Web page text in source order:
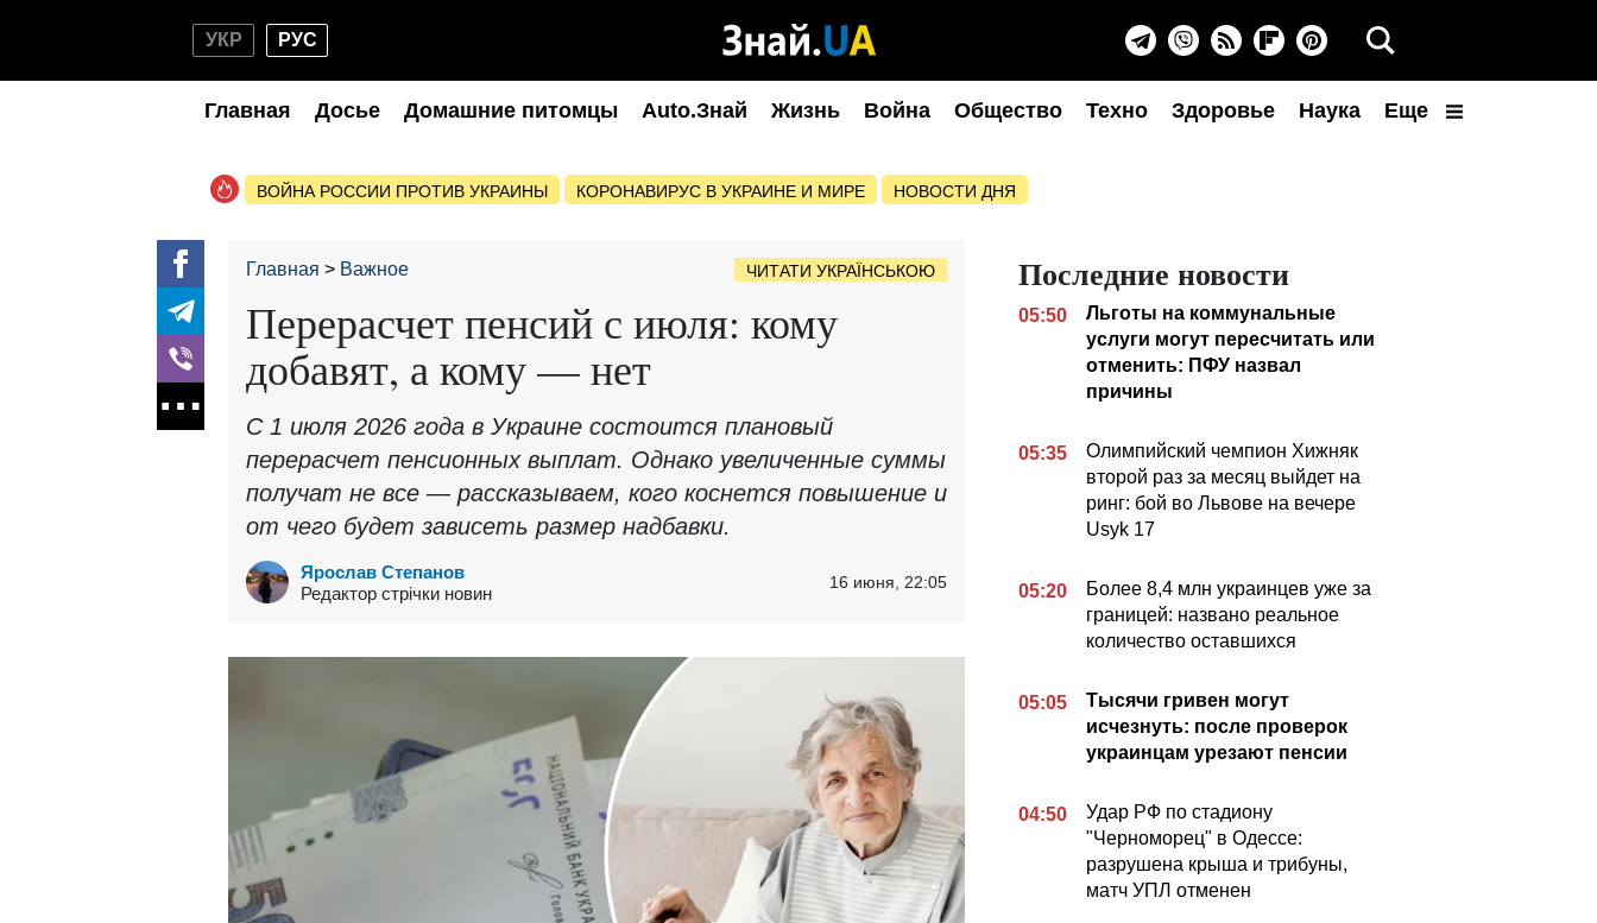
УКР РУС
Главная Досье Домашние питомцы Auto.Знай Жизнь Война Общество Техно Здоровье Наука Еще
ВОЙНА РОССИИ ПРОТИВ УКРАИНЫ КОРОНАВИРУС В УКРАИНЕ И МИРЕ НОВОСТИ ДНЯ
Главная Важное ЧИТАТИ УКРАЇНСЬКОЮ
Перерасчет пенсий с июля: кому
добавят, а кому — нет
С 1 июля 2026 года в Украине состоится плановый
перерасчет пенсионных выплат. Однако увеличенные суммы
получат не все — рассказываем, кого коснется повышение и
от чего будет зависеть размер надбавки.
Ярослав Степанов
Редактор стрічки новин
16 июня, 22:05
Последние новости
05:50
Льготы на коммунальные
услуги могут пересчитать или
отменить: ПФУ назвал
причины
05:35
Олимпийский чемпион Хижняк
второй раз за месяц выйдет на
ринг: бой во Львове на вечере
Usyk 17
05:20
Более 8,4 млн украинцев уже за
границей: названо реальное
количество оставшихся
05:05
Тысячи гривен могут
исчезнуть: после проверок
украинцам урезают пенсии
04:50
Удар РФ по стадиону
"Черноморец" в Одессе:
разрушена крыша и трибуны,
матч УПЛ отменен